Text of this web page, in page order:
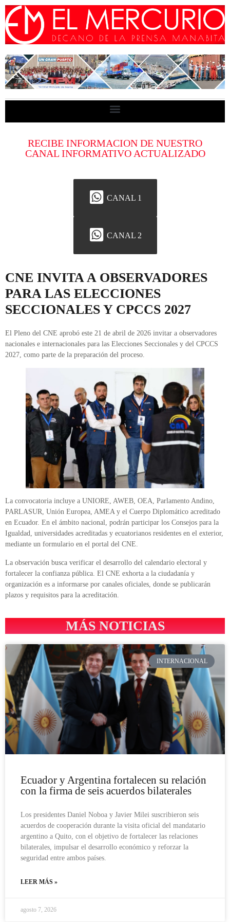
RECIBE INFORMACION DE NUESTRO
CANAL INFORMATIVO ACTUALIZADO
CANAL 1
CANAL 2
CNE INVITA A OBSERVADORES
PARA LAS ELECCIONES
SECCIONALES Y CPCCS 2027
El Pleno del CNE aprobó este 21 de abril de 2026 invitar a observadores
nacionales e internacionales para las Elecciones Seccionales y del CPCCS
2027, como parte de la preparación del proceso.
La convocatoria incluye a UNIORE, AWEB, OEA, Parlamento Andino,
PARLASUR, Unión Europea, AMEA y el Cuerpo Diplomático acreditado
en Ecuador. En el ámbito nacional, podrán participar los Consejos para la
Igualdad, universidades acreditadas y ecuatorianos residentes en el exterior,
mediante un formulario en el portal del CNE.
La observación busca verificar el desarrollo del calendario electoral y
fortalecer la confianza pública. El CNE exhorta a la ciudadanía y
organización es a informarse por canales oficiales, donde se publicarán
plazos y requisitos para la acreditación.
MÁS NOTICIAS
INTERNACIONAL
Ecuador y Argentina fortalecen su relación
con la firma de seis acuerdos bilaterales
Los presidentes Daniel Noboa y Javier Milei suscribieron seis
acuerdos de cooperación durante la visita oficial del mandatario
argentino a Quito, con el objetivo de fortalecer las relaciones
bilaterales, impulsar el desarrollo económico y reforzar la
seguridad entre ambos países.
LEER MÁS »
agosto 7, 2026